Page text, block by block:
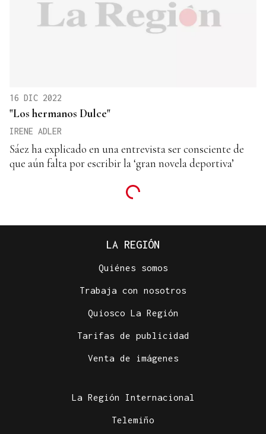
16 DIC 2022
"Los hermanos Dulce"
IRENE ADLER
Sáez ha explicado en una entrevista ser consciente de
que aún falta por escribir la ‘gran novela deportiva’
LA REGIÓN
Quiénes somos
Trabaja con nosotros
Quiosco La Región
Tarifas de publicidad
Venta de imágenes
La Región Internacional
Telemiño